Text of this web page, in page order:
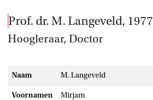
prof. dr. M. Langeveld, 1977
Hoogleraar, Doctor
Naam M. Langeveld
Voornamen Mirjam